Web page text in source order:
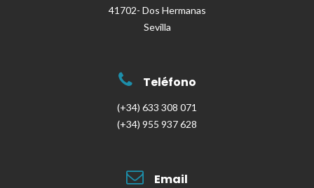
41702- Dos Hermanas
Sevilla
Teléfono
(+34) 633 308 071
(+34) 955 937 628
Email